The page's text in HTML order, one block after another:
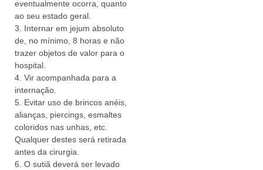
eventualmente ocorra, quanto
ao seu estado geral.
3. Internar em jejum absoluto
de, no mínimo, 8 horas e não
trazer objetos de valor para o
hospital.
4. Vir acompanhada para a
internação.
5. Evitar uso de brincos anéis,
alianças, piercings, esmaltes
coloridos nas unhas, etc.
Qualquer destes será retirada
antes da cirurgia.
6. O sutiã deverá ser levado